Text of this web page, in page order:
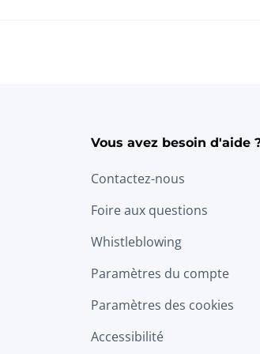
Vous avez besoin d'aide
Contactez-nous
Foire aux questions
Whistleblowing
Paramètres du compte
Paramètres des cookies
Accessibilité